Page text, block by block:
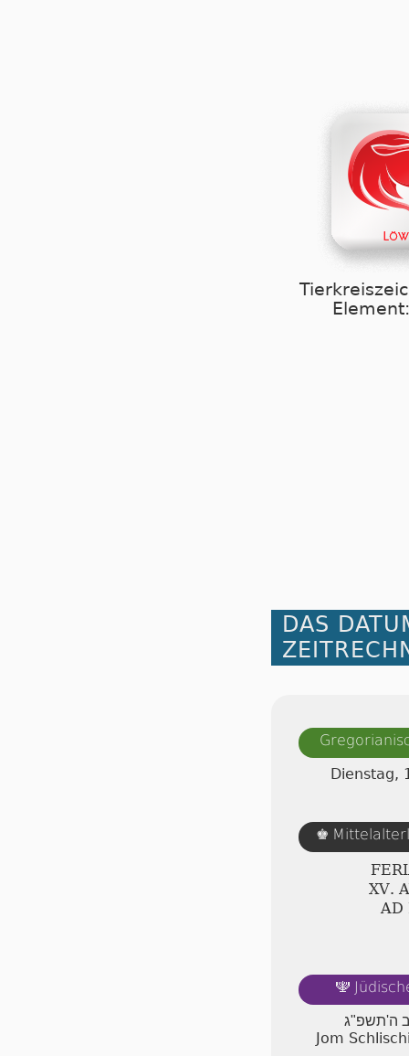
DAS
Dienstag,
♚
ⅩⅤ.
🕎
ה'תשפ"ג
Jom